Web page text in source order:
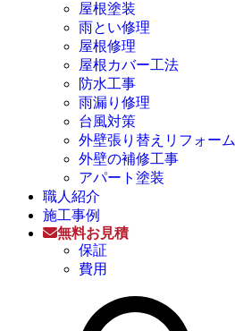
屋根塗装
雨とい修理
屋根修理
屋根カバー工法
防水工事
雨漏り修理
台風対策
外壁張り替えリフォーム
外壁の補修工事
アパート塗装
職人紹介
施工事例
無料お見積
保証
費用